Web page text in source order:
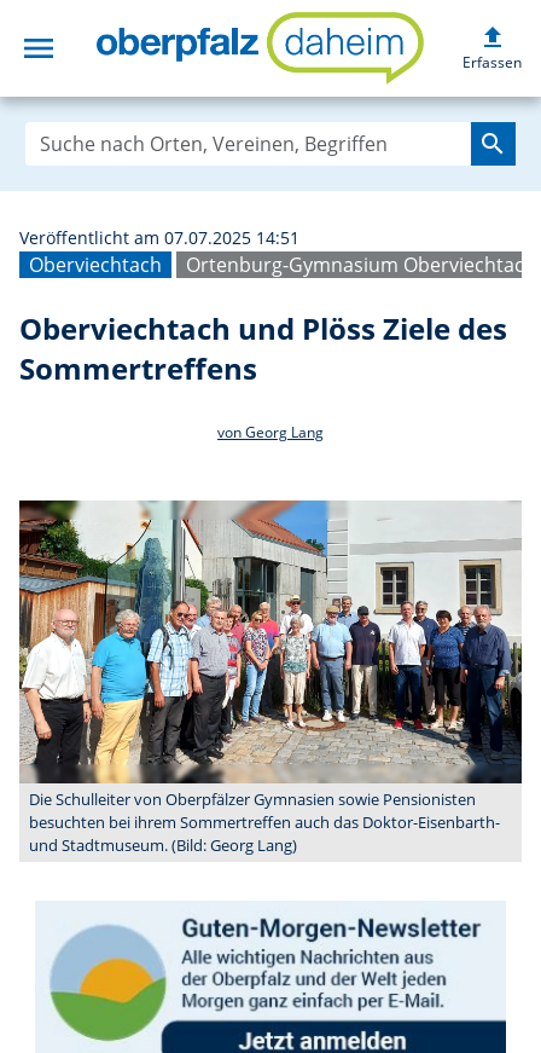
menu Oberviechtach
upload
Erfassen
search
Oberviechtach Ortenburg-Gymnasium Oberviechtach
Veröffentlicht am 07.07.2025 14:51
Oberviechtach und Plöss Ziele des
Sommertreffens
von Georg Lang
Die Schulleiter von Oberpfälzer Gymnasien sowie Pensionisten
besuchten bei ihrem Sommertreffen auch das Doktor-Eisenbarth-
und Stadtmuseum. (Bild: Georg Lang)